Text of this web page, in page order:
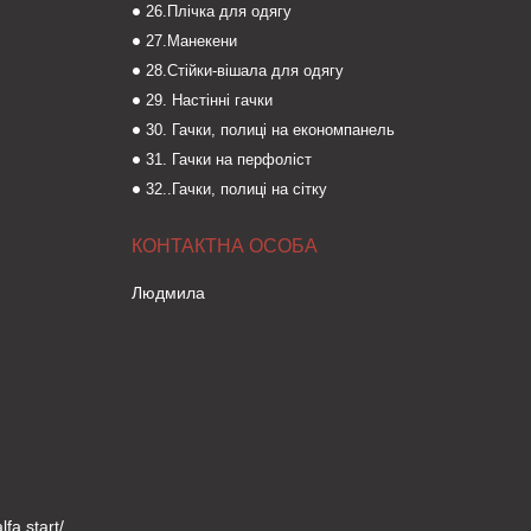
26.Плічка для одягу
27.Манекени
28.Стійки-вішала для одягу
29. Настінні гачки
30. Гачки, полиці на економпанель
31. Гачки на перфоліст
32..Гачки, полиці на сітку
Людмила